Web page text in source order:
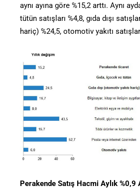
aynı ayına göre %15,2 arttı. Aynı
tütün satışları %4,8, gıda dışı
hariç) %24,5, otomotiv yakıtı
Perakende Satış Hacmi Aylık %0,9